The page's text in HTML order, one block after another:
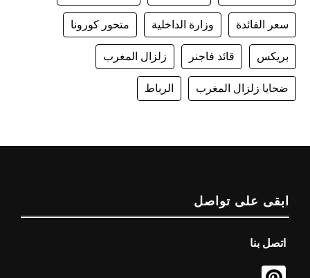
سعر الفائدة وزارة الداخلية متحور كورونا
بريكس قائد فاجنر زلزال المغرب
ضحايا زلزال المغرب الرباط
ابقى على تواصل
اتصل بنا